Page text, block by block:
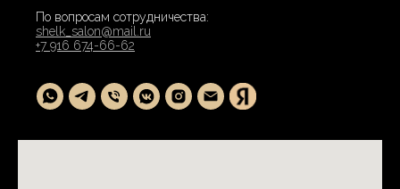
По вопросам сотрудничества:
shelk_salon@mail.ru
+7 916 674-66-62